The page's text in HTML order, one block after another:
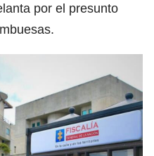
por el presunto